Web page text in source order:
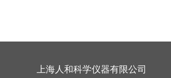
上海人和科学仪器有限公司